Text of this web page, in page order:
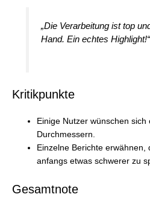
„Die Verarbeitung ist top
Hand. Ein echtes Highlight!“
Kritikpunkte
Einige Nutzer wünschen
Durchmessern.
Einzelne Berichte erwähnen,
anfangs etwas schwerer zu
Gesamtnote